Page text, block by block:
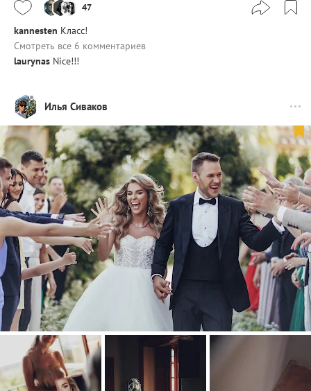
47
kannesten Класс!
Смотреть все 6 комментариев
laurynas Nice!!!
Илья Сиваков